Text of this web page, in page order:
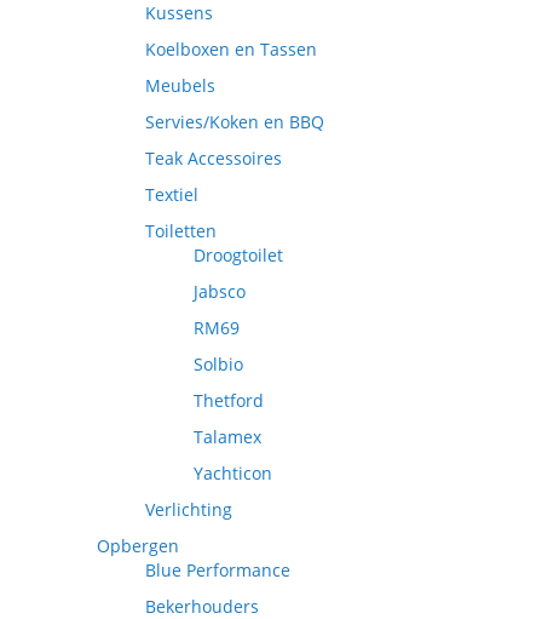
Kussens
Koelboxen en Tassen
Meubels
Servies/Koken en BBQ
Teak Accessoires
Textiel
Toiletten
Droogtoilet
Jabsco
RM69
Solbio
Thetford
Talamex
Yachticon
Verlichting
Opbergen
Blue Performance
Bekerhouders